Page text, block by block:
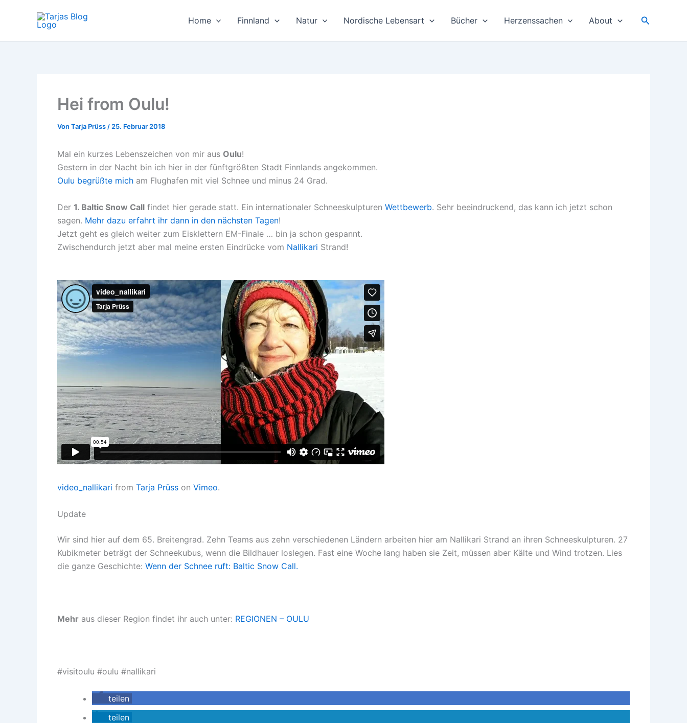
Home Finnland Natur Nordische Lebensart Bücher Herzenssachen About Suchen
Hei from Oulu!
Von Tarja Prüss / 25. Februar 2018
Mal ein kurzes Lebenszeichen von mir aus Oulu!
Gestern in der Nacht bin ich hier in der fünftgrößten Stadt Finnlands angekommen.
Oulu begrüßte mich am Flughafen mit viel Schnee und minus 24 Grad.
Der 1. Baltic Snow Call findet hier gerade statt. Ein internationaler Schneeskulpturen Wettbewerb. Sehr beeindruckend, das kann ich jetzt schon
sagen. Mehr dazu erfahrt ihr dann in den nächsten Tagen!
Jetzt geht es gleich weiter zum Eisklettern EM-Finale … bin ja schon gespannt.
Zwischendurch jetzt aber mal meine ersten Eindrücke vom Nallikari Strand!
video_nallikari from Tarja Prüss on Vimeo.
Update
Wir sind hier auf dem 65. Breitengrad. Zehn Teams aus zehn verschiedenen Ländern arbeiten hier am Nallikari Strand an ihren Schneeskulpturen. 27
Kubikmeter beträgt der Schneekubus, wenn die Bildhauer loslegen. Fast eine Woche lang haben sie Zeit, müssen aber Kälte und Wind trotzen. Lies
die ganze Geschichte: Wenn der Schnee ruft: Baltic Snow Call.
Mehr aus dieser Region findet ihr auch unter: REGIONEN – OULU
#visitoulu #oulu #nallikari
teilen
teilen